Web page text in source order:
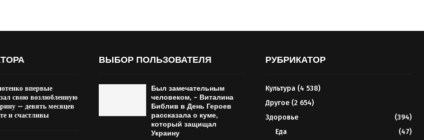
впервые
свою возлюбленную
— девять месяцев
и счастливы
ВЫБОР ПОЛЬЗОВАТЕЛЯ
Был замечательным
человеком, – Виталина
Библив в День Героев
рассказала о куме,
который защищал
Украину
РУБРИКАТОР
Культура(4 538)
Другое(2 654)
Здоровье
(394)
Еда
(47)